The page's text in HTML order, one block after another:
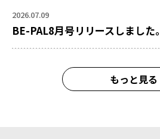
2026.07.09
BE-PAL8月号リリースしました。
もっと見る